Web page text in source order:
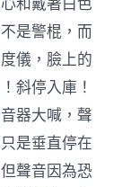
是警棍，而
儀，臉上的
斜停入庫！
器大喊，聲
是垂直停在
聲音因為恐